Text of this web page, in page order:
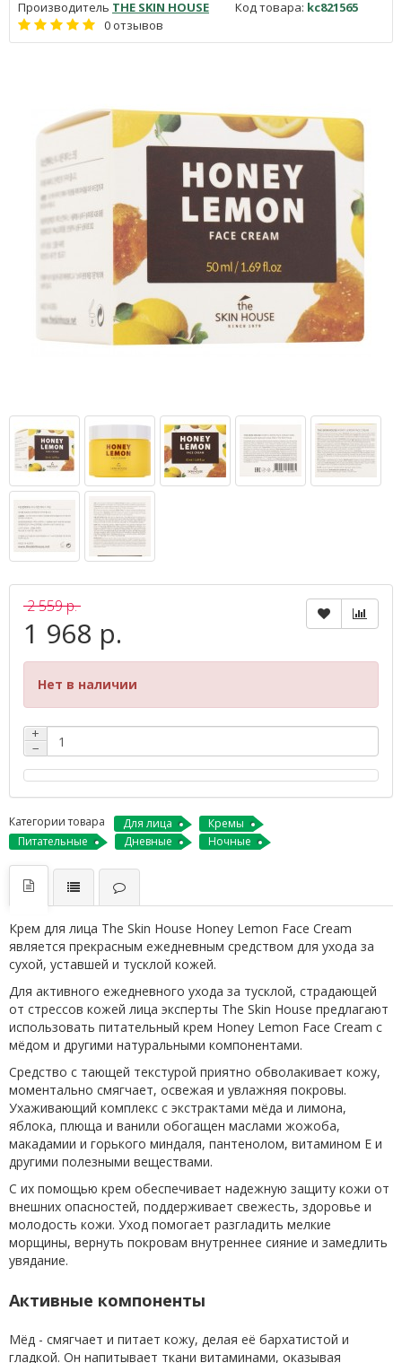
Производитель THE SKIN HOUSE Код товара: kc821565
0 отзывов
2 559 р.
1 968 р.
Нет в наличии
+
−
Категории товара Для лица
Кремы
Питательные
Дневные Ночные
Крем для лица The Skin House Honey Lemon Face Cream
является прекрасным ежедневным средством для ухода за
сухой, уставшей и тусклой кожей.
Для активного ежедневного ухода за тусклой, страдающей
от стрессов кожей лица эксперты The Skin House предлагают
использовать питательный крем Honey Lemon Face Cream с
мёдом и другими натуральными компонентами.
Средство с тающей текстурой приятно обволакивает кожу,
моментально смягчает, освежая и увлажняя покровы.
Ухаживающий комплекс с экстрактами мёда и лимона,
яблока, плюща и ванили обогащен маслами жожоба,
макадамии и горького миндаля, пантенолом, витамином E и
другими полезными веществами.
С их помощью крем обеспечивает надежную защиту кожи от
внешних опасностей, поддерживает свежесть, здоровье и
молодость кожи. Уход помогает разгладить мелкие
морщины, вернуть покровам внутреннее сияние и замедлить
увядание.
Активные компоненты
Мёд - смягчает и питает кожу, делая её бархатистой и
гладкой. Он напитывает ткани витаминами, оказывая